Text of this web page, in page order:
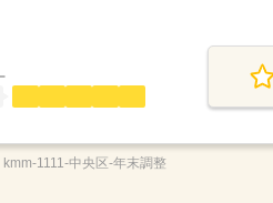
kmm-1111-中央区-年末調整